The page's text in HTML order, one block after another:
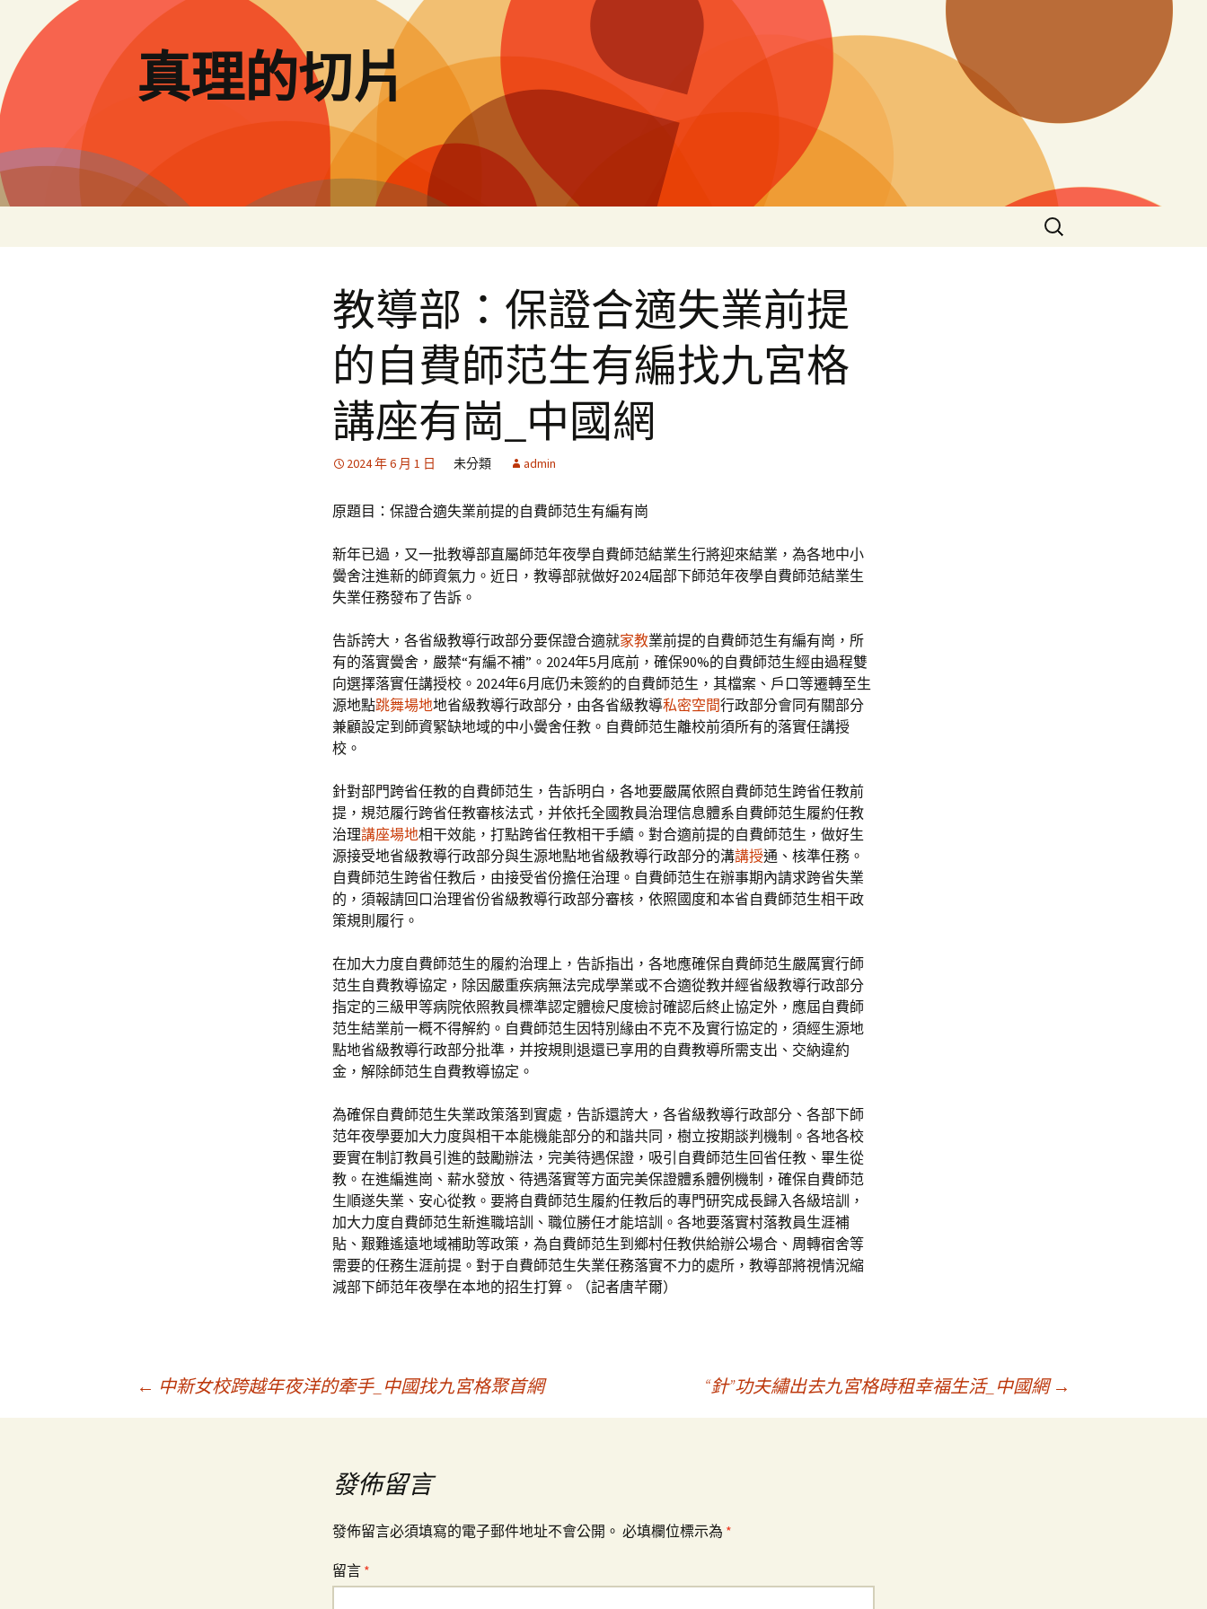
要
內
容
真理的切片
搜
尋
教導部：保證合適失業前提
的自費師范生有編找九宮格
講座有崗_中國網
2024 年 6 月 1 日 未分類 admin
原題目：保證合適失業前提的自費師范生有編有崗
新年已過，又一批教導部直屬師范年夜學自費師范結業生行將迎來結業，為各地中小
黌舍注進新的師資氣力。近日，教導部就做好2024屆部下師范年夜學自費師范結業生
失業任務發布了告訴。
告訴誇大，各省級教導行政部分要保證合適就家教業前提的自費師范生有編有崗，所
有的落實黌舍，嚴禁“有編不補”。2024年5月底前，確保90%的自費師范生經由過程雙
向選擇落實任講授校。2024年6月底仍未簽約的自費師范生，其檔案、戶口等遷轉至生
源地點跳舞場地地省級教導行政部分，由各省級教導私密空間行政部分會同有關部分
兼顧設定到師資緊缺地域的中小黌舍任教。自費師范生離校前須所有的落實任講授
校。
針對部門跨省任教的自費師范生，告訴明白，各地要嚴厲依照自費師范生跨省任教前
提，規范履行跨省任教審核法式，并依托全國教員治理信息體系自費師范生履約任教
治理講座場地相干效能，打點跨省任教相干手續。對合適前提的自費師范生，做好生
源接受地省級教導行政部分與生源地點地省級教導行政部分的溝講授通、核準任務。
自費師范生跨省任教后，由接受省份擔任治理。自費師范生在辦事期內請求跨省失業
的，須報請回口治理省份省級教導行政部分審核，依照國度和本省自費師范生相干政
策規則履行。
在加大力度自費師范生的履約治理上，告訴指出，各地應確保自費師范生嚴厲實行師
范生自費教導協定，除因嚴重疾病無法完成學業或不合適從教并經省級教導行政部分
指定的三級甲等病院依照教員標準認定體檢尺度檢討確認后終止協定外，應屆自費師
范生結業前一概不得解約。自費師范生因特別緣由不克不及實行協定的，須經生源地
點地省級教導行政部分批準，并按規則退還已享用的自費教導所需支出、交納違約
金，解除師范生自費教導協定。
為確保自費師范生失業政策落到實處，告訴還誇大，各省級教導行政部分、各部下師
范年夜學要加大力度與相干本能機能部分的和諧共同，樹立按期談判機制。各地各校
要實在制訂教員引進的鼓勵辦法，完美待遇保證，吸引自費師范生回省任教、畢生從
教。在進編進崗、薪水發放、待遇落實等方面完美保證體系體例機制，確保自費師范
生順遂失業、安心從教。要將自費師范生履約任教后的專門研究成長歸入各級培訓，
加大力度自費師范生新進職培訓、職位勝任才能培訓。各地要落實村落教員生涯補
貼、艱難遙遠地域補助等政策，為自費師范生到鄉村任教供給辦公場合、周轉宿舍等
需要的任務生涯前提。對于自費師范生失業任務落實不力的處所，教導部將視情況縮
減部下師范年夜學在本地的招生打算。（記者唐芊爾）
← 中新女校跨越年夜洋的牽手_中國找九宮格聚首網 “針”功夫繡出去九宮格時租幸福生活_中國網 →
發佈留言
發佈留言必須填寫的電子郵件地址不會公開。 必填欄位標示為 *
留言 *